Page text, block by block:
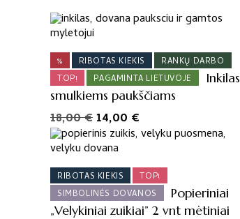
% RIBOTAS KIEKIS
RANKŲ DARBO
TOP!
PAGAMINTA LIETUVOJE
Inkilas
smulkiems paukščiams
18,00€Original
price
was:
18,00 €.
14,00 €
price
14,00 €.
RIBOTAS KIEKIS
TOP!
SIMBOLINĖS DOVANOS
Popieriniai
„Velykiniai zuikiai” 2 vnt mėtiniai